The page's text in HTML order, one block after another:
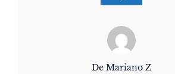
De Mariano Z